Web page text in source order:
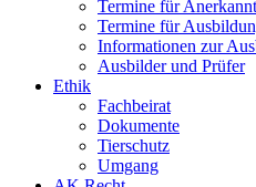
Termine für
Termine für
Informationen zur
Ausbilder und Prüfer
Ethik
Fachbeirat
Dokumente
Tierschutz
Umgang